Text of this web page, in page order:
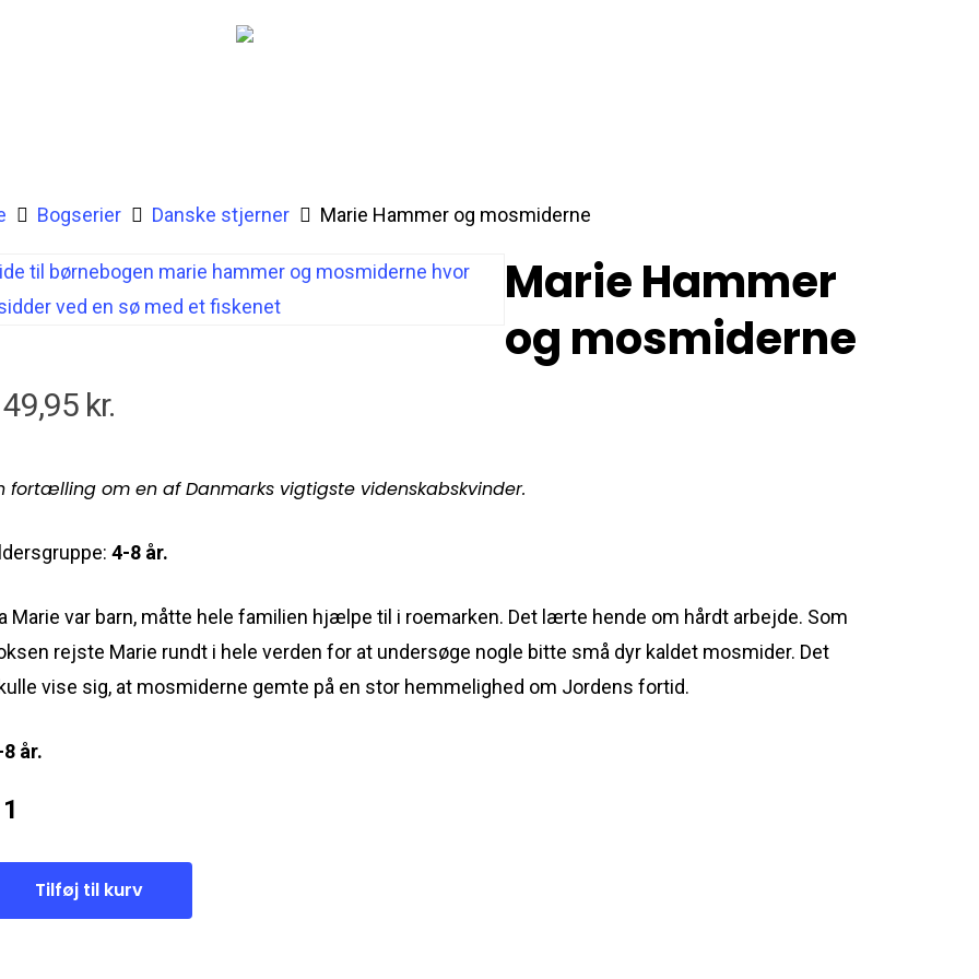
Bogserier Danske stjerner Marie Hammer og mosmiderne
Marie Hammer
og mosmiderne
kr.
fortælling om en af Danmarks vigtigste videnskabskvinder.
4-8 år.
Marie var barn, måtte hele familien hjælpe til i roemarken. Det lærte hende om hårdt arbejde. Som
rejste Marie rundt i hele verden for at undersøge nogle bitte små dyr kaldet mosmider. Det
vise sig, at mosmiderne gemte på en stor hemmelighed om Jordens fortid.
år.
Tilføj til kurv